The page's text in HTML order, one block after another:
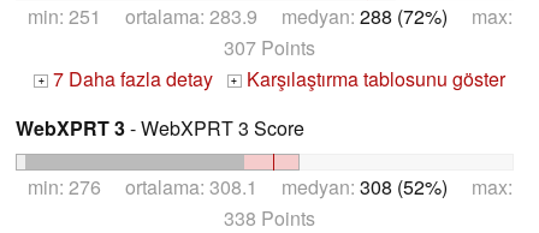
min: 251 ortalama: 283.9 medyan: 288 (72%) max:
307 Points
+ 7 Daha fazla detay + Karşılaştırma tablosunu göster
WebXPRT 3- WebXPRT 3 Score
min: 276 ortalama: 308.1 medyan: 308 (52%) max:
338 Points